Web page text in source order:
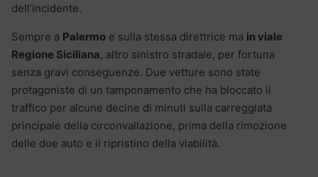
dell’incidente.
Sempre a Palermo e sulla stessa direttrice ma in viale
Regione Siciliana, altro sinistro stradale, per fortuna
senza gravi conseguenze. Due vetture sono state
protagoniste di un tamponamento che ha bloccato il
traffico per alcune decine di minuti sulla carreggiata
principale della circonvallazione, prima della rimozione
delle due auto e il ripristino della viabilità.